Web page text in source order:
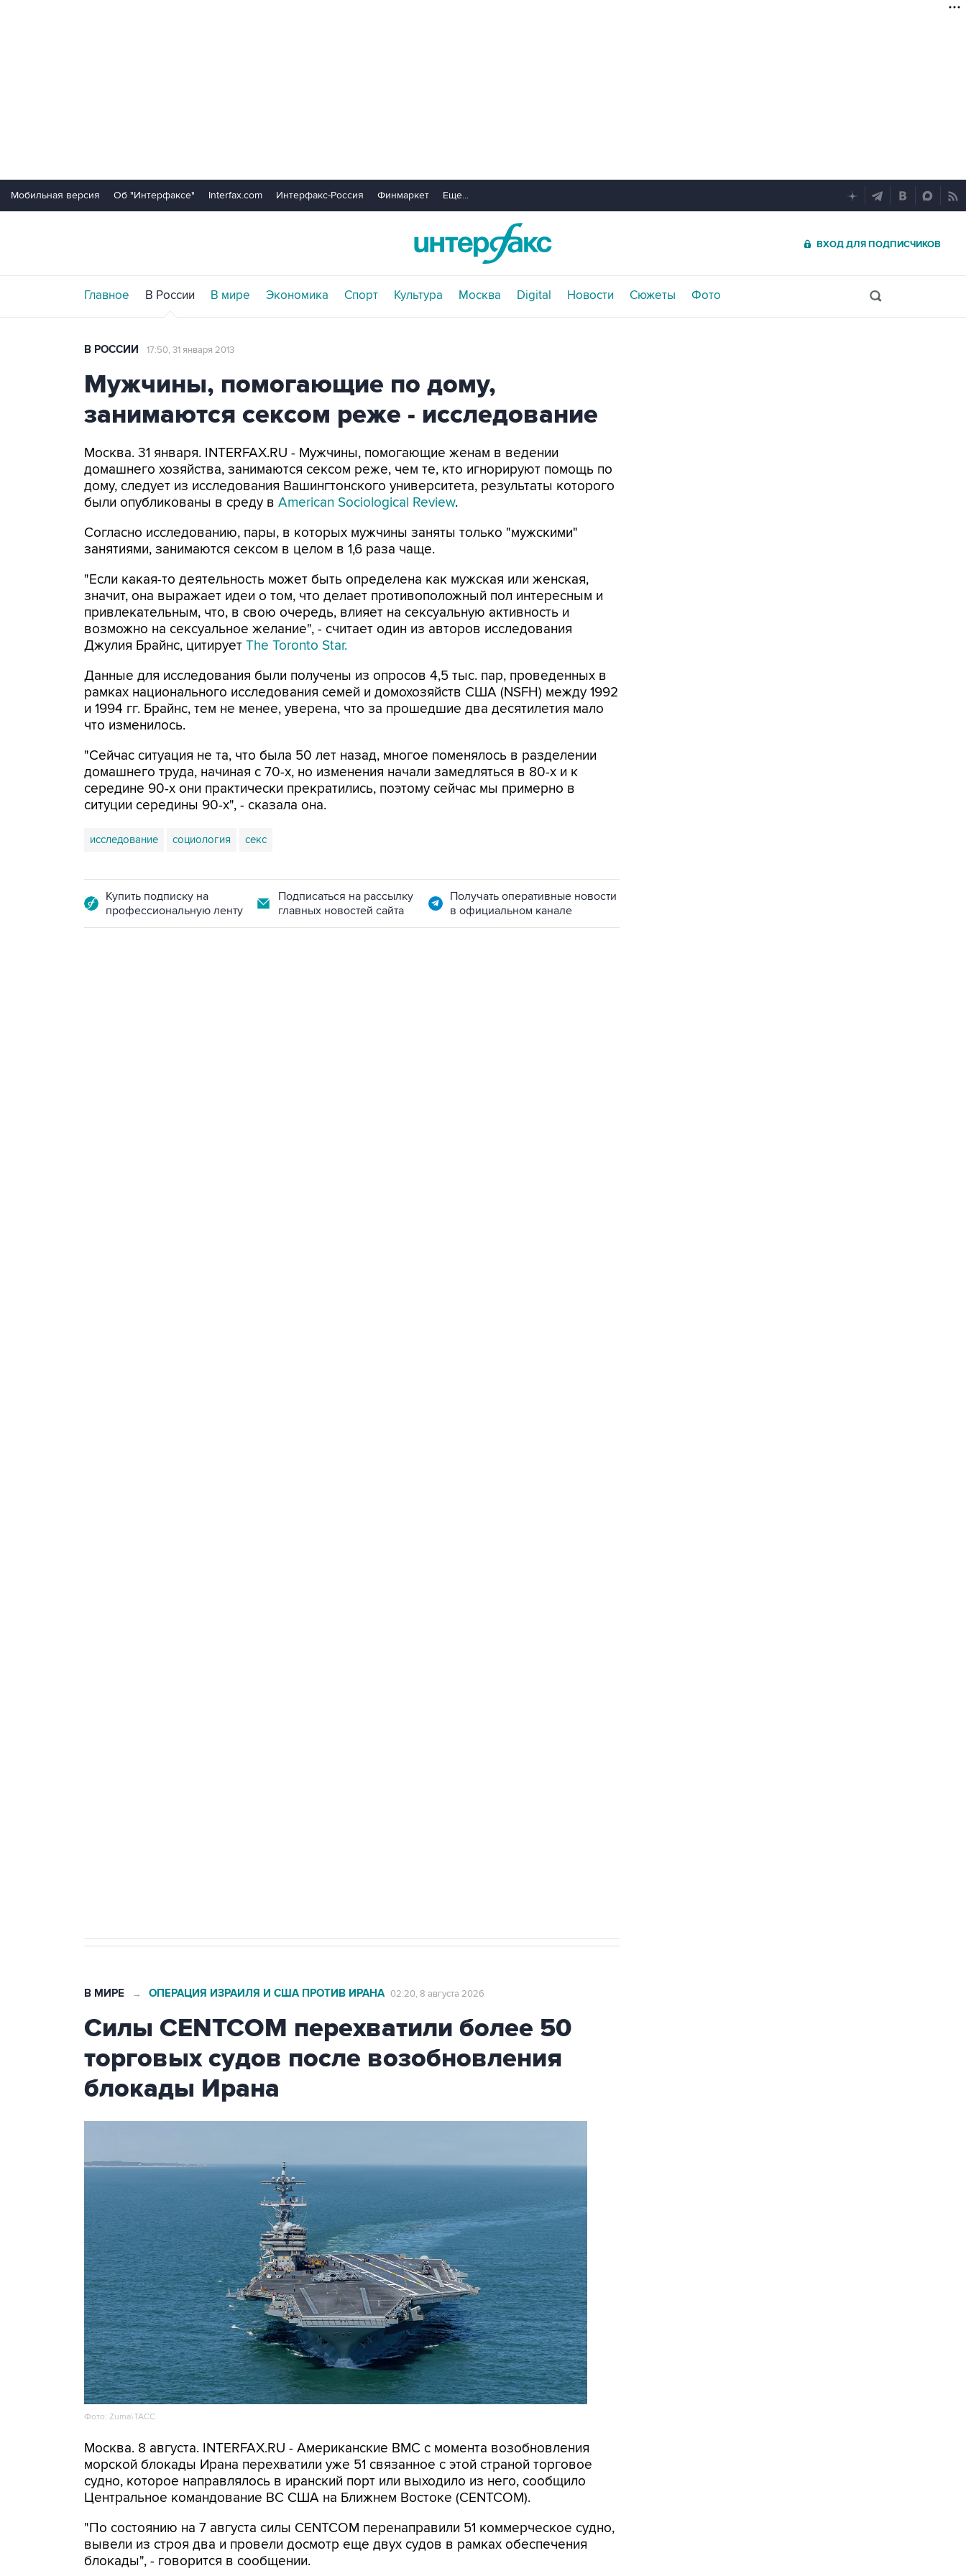
Мобильная версия Об "Интерфаксе" Interfax.com Интерфакс-Россия Финмаркет Еще...
ВХОД ДЛЯ ПОДПИСЧИКОВ
Главное В России В мире Экономика Спорт Культура Москва Digital Новости Сюжеты Фото
В РОССИИ 17:50, 31 января 2013
Мужчины, помогающие по дому,
занимаются сексом реже - исследование
Москва. 31 января. INTERFAX.RU - Мужчины, помогающие женам в ведении
домашнего хозяйства, занимаются сексом реже, чем те, кто игнорируют помощь по
дому, следует из исследования Вашингтонского университета, результаты которого
были опубликованы в среду в American Sociological Review.
Согласно исследованию, пары, в которых мужчины заняты только "мужскими"
занятиями, занимаются сексом в целом в 1,6 раза чаще.
"Если какая-то деятельность может быть определена как мужская или женская,
значит, она выражает идеи о том, что делает противоположный пол интересным и
привлекательным, что, в свою очередь, влияет на сексуальную активность и
возможно на сексуальное желание", - считает один из авторов исследования
Джулия Брайнс, цитирует The Toronto Star.
Данные для исследования были получены из опросов 4,5 тыс. пар, проведенных в
рамках национального исследования семей и домохозяйств США (NSFH) между 1992
и 1994 гг. Брайнс, тем не менее, уверена, что за прошедшие два десятилетия мало
что изменилось.
"Сейчас ситуация не та, что была 50 лет назад, многое поменялось в разделении
домашнего труда, начиная с 70-х, но изменения начали замедляться в 80-х и к
середине 90-х они практически прекратились, поэтому сейчас мы примерно в
ситуции середины 90-х", - сказала она.
исследование социология секс
Купить подписку на
профессиональную ленту
Подписаться на рассылку
главных новостей сайта
Получать оперативные новости
в официальном канале
В МИРЕ → ОПЕРАЦИЯ ИЗРАИЛЯ И США ПРОТИВ ИРАНА 02:20, 8 августа 2026
Силы CENTCOM перехватили более 50
торговых судов после возобновления
блокады Ирана
Фото: Zuma\ТАСС
Москва. 8 августа. INTERFAX.RU - Американские ВМС с момента возобновления
морской блокады Ирана перехватили уже 51 связанное с этой страной торговое
судно, которое направлялось в иранский порт или выходило из него, сообщило
Центральное командование ВС США на Ближнем Востоке (CENTCOM).
"По состоянию на 7 августа силы CENTCOM перенаправили 51 коммерческое судно,
вывели из строя два и провели досмотр еще двух судов в рамках обеспечения
блокады", - говорится в сообщении.